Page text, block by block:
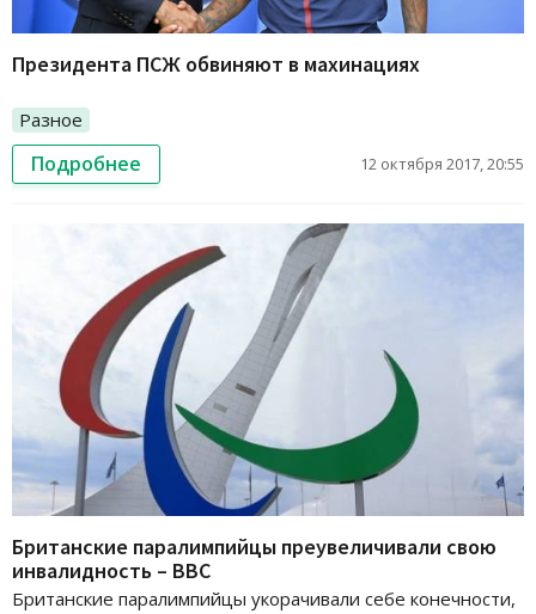
Президента ПСЖ обвиняют в махинациях
Разное
Подробнее 12 октября 2017, 20:55
Британские паралимпийцы преувеличивали свою
инвалидность – ВВС
Британские паралимпийцы укорачивали себе конечности,